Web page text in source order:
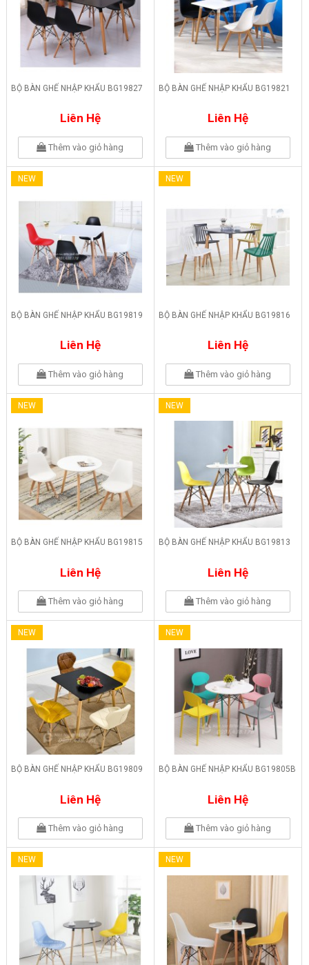
BỘ BÀN GHẾ NHẬP KHẨU BG19827
Liên Hệ
Thêm vào giỏ hàng
BỘ BÀN GHẾ NHẬP KHẨU BG19821
Liên Hệ
Thêm vào giỏ hàng
NEW
BỘ BÀN GHẾ NHẬP KHẨU BG19819
Liên Hệ
Thêm vào giỏ hàng
NEW
BỘ BÀN GHẾ NHẬP KHẨU BG19816
Liên Hệ
Thêm vào giỏ hàng
NEW
BỘ BÀN GHẾ NHẬP KHẨU BG19815
Liên Hệ
Thêm vào giỏ hàng
NEW
BỘ BÀN GHẾ NHẬP KHẨU BG19813
Liên Hệ
Thêm vào giỏ hàng
NEW
BỘ BÀN GHẾ NHẬP KHẨU BG19809
Liên Hệ
Thêm vào giỏ hàng
NEW
BỘ BÀN GHẾ NHẬP KHẨU BG19805B
Liên Hệ
Thêm vào giỏ hàng
NEW NEW